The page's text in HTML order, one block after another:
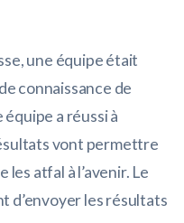
une équipe était
connaissance de
a réussi à
vont permettre
atfal à l’avenir. Le
d’envoyer les résultats